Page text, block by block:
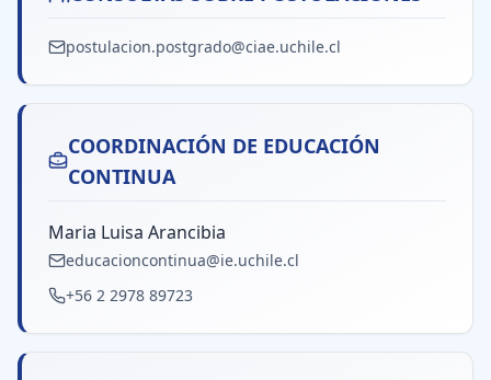
postulacion.postgrado@ciae.uchile.cl
COORDINACIÓN DE EDUCACIÓN
CONTINUA
Maria Luisa Arancibia
educacioncontinua@ie.uchile.cl
+56 2 2978 89723